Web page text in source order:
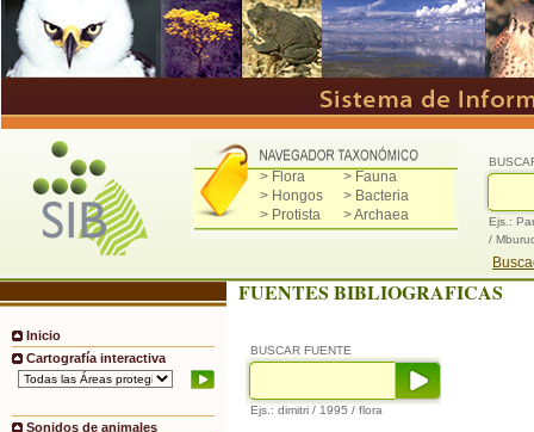
> Flora
> Fauna
> Hongos
> Bacteria
> Protista
> Archaea
Ejs.:
/
Inicio
Cartografía interactiva
Sonidos de animales
FUENTES BIBLIOGRAFICAS
BUSCAR FUENTE
Ejs.: dimitri / 1995 / flora